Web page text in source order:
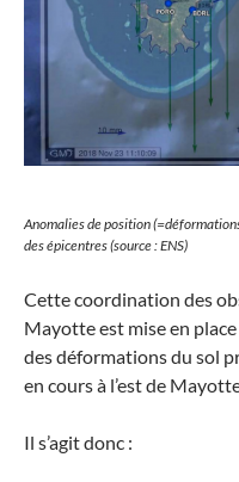
Anomalies de position
des épicentres (source : ENS)
Cette coordination des
Mayotte est mise en
des déformations du sol
en cours à l’est de
Il s’agit donc :